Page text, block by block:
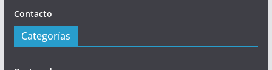
Contacto
Categorías